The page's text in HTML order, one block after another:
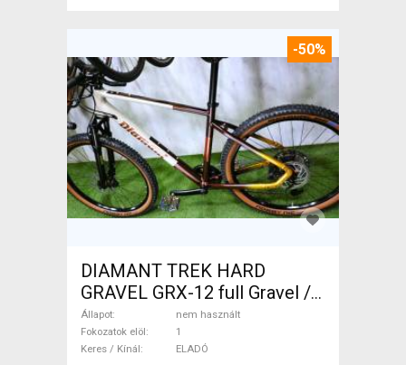
-50%
DIAMANT TREK HARD
GRAVEL GRX-12 full Gravel /
CX tárcsafék nem használt
ELADÓ
Állapot
nem használt
Fokozatok elöl
1
Keres / Kínál
ELADÓ